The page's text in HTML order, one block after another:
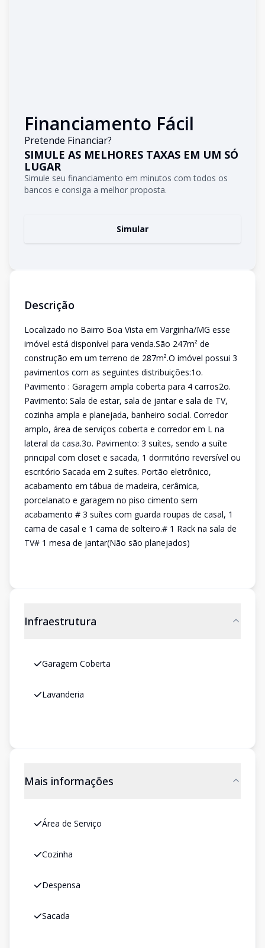
Financiamento Fácil
Pretende Financiar?
SIMULE AS MELHORES TAXAS EM UM SÓ
LUGAR
Simule seu financiamento em minutos com todos os
bancos e consiga a melhor proposta.
Simular
Descrição
Localizado no Bairro Boa Vista em Varginha/MG esse
imóvel está disponível para venda.São 247m² de
construção em um terreno de 287m².O imóvel possui 3
pavimentos com as seguintes distribuições:1o.
Pavimento : Garagem ampla coberta para 4 carros2o.
Pavimento: Sala de estar, sala de jantar e sala de TV,
cozinha ampla e planejada, banheiro social. Corredor
amplo, área de serviços coberta e corredor em L na
lateral da casa.3o. Pavimento: 3 suítes, sendo a suíte
principal com closet e sacada, 1 dormitório reversível ou
escritório Sacada em 2 suítes. Portão eletrônico,
acabamento em tábua de madeira, cerâmica,
porcelanato e garagem no piso cimento sem
acabamento # 3 suítes com guarda roupas de casal, 1
cama de casal e 1 cama de solteiro.# 1 Rack na sala de
TV# 1 mesa de jantar(Não são planejados)
Infraestrutura
Garagem Coberta
Lavanderia
Mais informações
Área de Serviço
Cozinha
Despensa
Sacada